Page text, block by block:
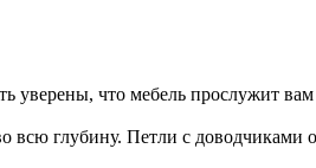
уверены, что мебель прослужит
глубину. Петли с доводчиками